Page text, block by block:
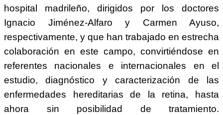
hospital madrileño, dirigidos por los doctores
Ignacio Jiménez-Alfaro y Carmen Ayuso,
respectivamente, y que han trabajado en estrecha
colaboración en este campo, convirtiéndose en
referentes nacionales e internacionales en el
estudio, diagnóstico y caracterización de las
enfermedades hereditarias de la retina, hasta
ahora sin posibilidad de tratamiento.